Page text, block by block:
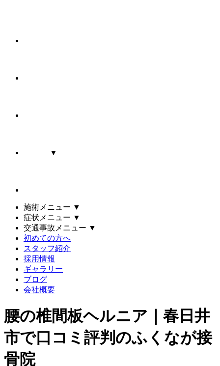
▼
施術メニュー ▼
症状メニュー ▼
交通事故メニュー ▼
初めての方へ
スタッフ紹介
採用情報
ギャラリー
ブログ
会社概要
腰の椎間板ヘルニア｜春日井
市で口コミ評判のふくなが接
骨院